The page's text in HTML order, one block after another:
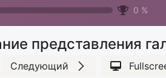
0 %
представления
Следующий